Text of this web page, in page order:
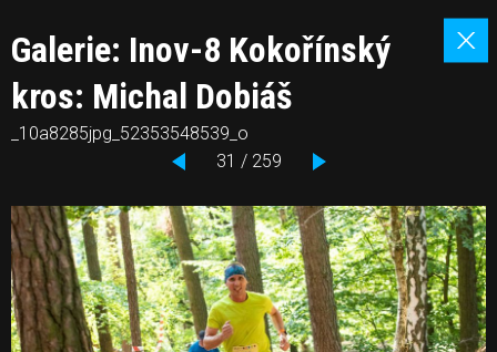
Galerie: Inov-8 Kokořínský
kros: Michal Dobiáš
_10a8285jpg_52353548539_o
31 / 259